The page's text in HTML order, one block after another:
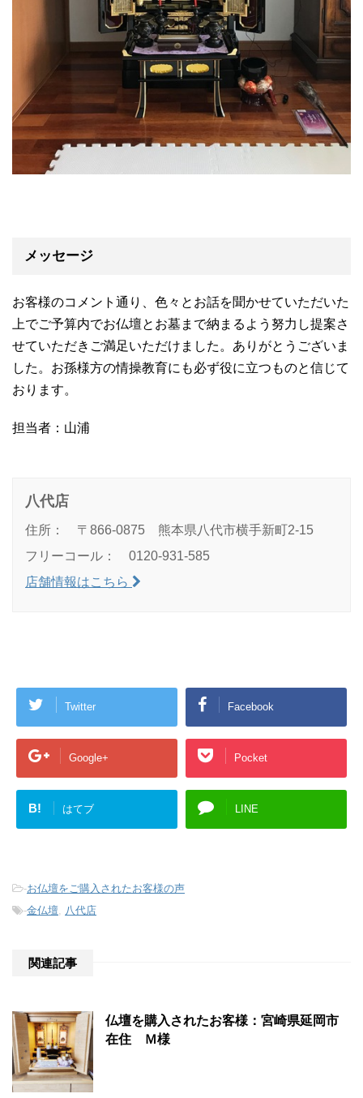
メッセージ
お客様のコメント通り、色々とお話を聞かせていただいた
上でご予算内でお仏壇とお墓まで納まるよう努力し提案さ
せていただきご満足いただけました。ありがとうございま
した。お孫様方の情操教育にも必ず役に立つものと信じて
おります。
担当者：山浦
八代店
住所： 〒866-0875 熊本県八代市横手新町2-15
フリーコール： 0120-931-585
店舗情報はこちら
Twitter Facebook
Google+ Pocket
B! はてブ LINE
-お仏壇をご購入されたお客様の声
-金仏壇 八代店
関連記事
仏壇を購入されたお客様：宮崎県延岡市
在住 Ｍ様